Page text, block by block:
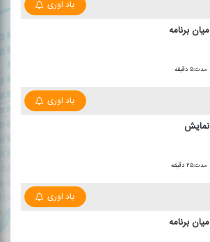
یاد اوری
میان برنامه
مدت:۵ دقیقه
یاد اوری
نمایش
مدت:۲۵ دقیقه
یاد اوری
میان برنامه